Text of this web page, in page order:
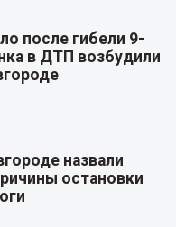
после гибели 9-
в ДТП возбудили
назвали
остановки